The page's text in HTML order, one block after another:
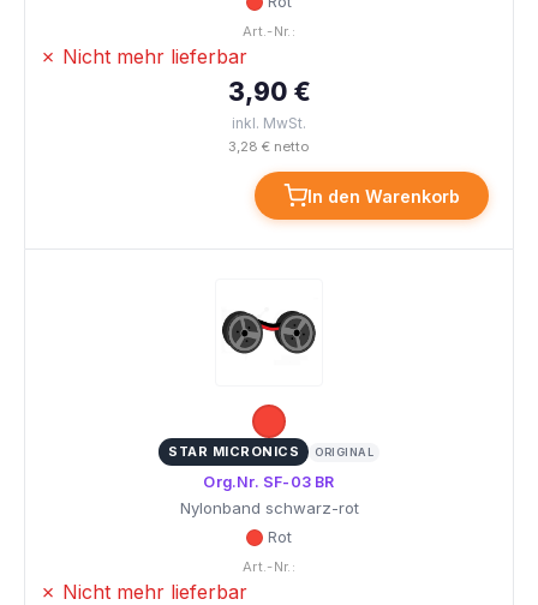
Art.-Nr.:
✗ Nicht mehr lieferbar
3,90 €
inkl. MwSt.
3,28 € netto
In den Warenkorb
STAR MICRONICS ORIGINAL
Org.Nr. SF-03 BR
Nylonband schwarz-rot
Rot
Art.-Nr.:
✗ Nicht mehr lieferbar